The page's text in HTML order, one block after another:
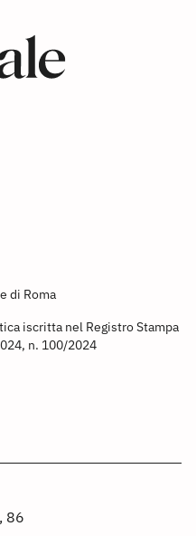
di Roma
iscritta nel Registro Stampa
n. 100/2024
86